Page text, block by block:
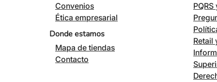
Convenios
Ética empresarial
Donde estamos
Mapa de tiendas
Contacto
Retail